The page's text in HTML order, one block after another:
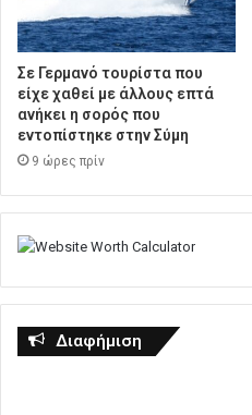
Σε Γερμανό τουρίστα που
είχε χαθεί με άλλους επτά
ανήκει η σορός που
εντοπίστηκε στην Σύμη
9 ώρες πρίν
Διαφήμιση